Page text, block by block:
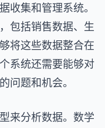
收集和管理系统。
包括销售数据、生
将这些数据整合在
系统还需要能够对
问题和机会。
来分析数据。数学